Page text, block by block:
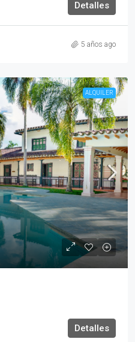
Detalles
5 años ago
ALQUILER
Detalles